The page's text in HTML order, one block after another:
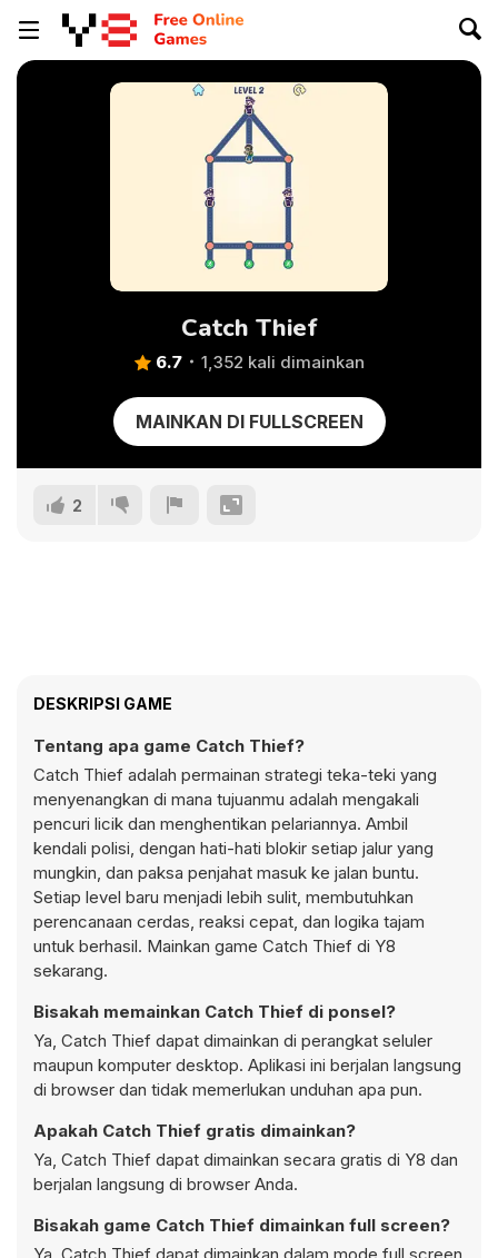
Catch Thief
6.7 1,352 kali dimainkan
MAINKAN DI FULLSCREEN
2
DESKRIPSI GAME
Tentang apa game Catch Thief?
Catch Thief adalah permainan strategi teka-teki yang
menyenangkan di mana tujuanmu adalah mengakali
pencuri licik dan menghentikan pelariannya. Ambil
kendali polisi, dengan hati-hati blokir setiap jalur yang
mungkin, dan paksa penjahat masuk ke jalan buntu.
Setiap level baru menjadi lebih sulit, membutuhkan
perencanaan cerdas, reaksi cepat, dan logika tajam
untuk berhasil. Mainkan game Catch Thief di Y8
sekarang.
Bisakah memainkan Catch Thief di ponsel?
Ya, Catch Thief dapat dimainkan di perangkat seluler
maupun komputer desktop. Aplikasi ini berjalan langsung
di browser dan tidak memerlukan unduhan apa pun.
Apakah Catch Thief gratis dimainkan?
Ya, Catch Thief dapat dimainkan secara gratis di Y8 dan
berjalan langsung di browser Anda.
Bisakah game Catch Thief dimainkan full screen?